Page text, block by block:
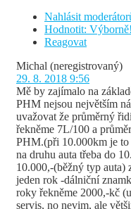
Nahlásit
Hodnotit: Výborně!
Reagovat
Michal (neregistrovaný)
29. 8. 2018 9:56
Mě by zajímalo na
PHM nejsou největším
uvažovat že průměrný
řekněme 7L/100 a
PHM.(při 10.000km je to
na druhu auta třeba do
10.000,-(běžný typ auta)
jeden rok -dálniční
roky řekněme 2000,-kč
servis, no nevim, ale